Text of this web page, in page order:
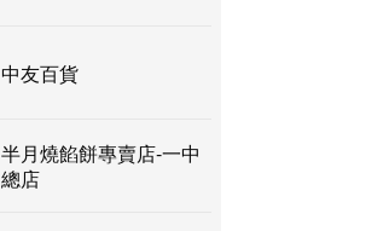
中友百貨
半月燒餡餅專賣店-一中
總店